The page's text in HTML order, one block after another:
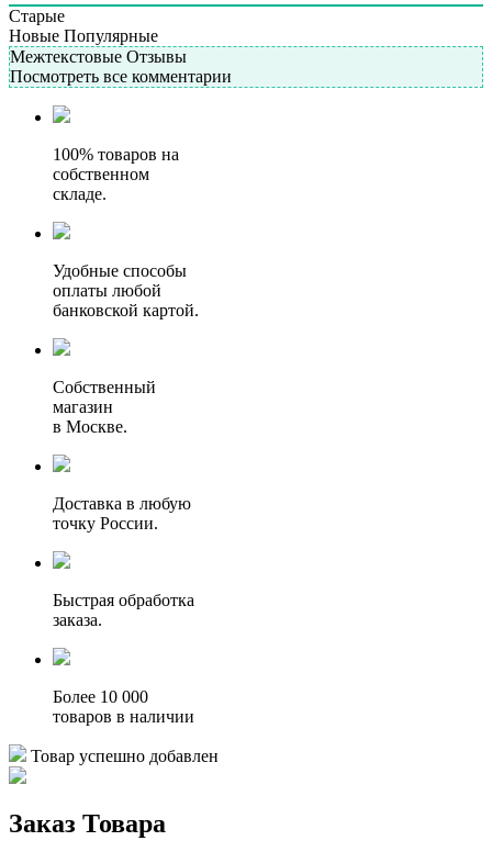
Старые
Новые Популярные
Межтекстовые Отзывы
Посмотреть все комментарии
100% товаров на
собственном
складе.
Удобные способы
оплаты любой
банковской картой.
Собственный
магазин
в Москве.
Доставка в любую
точку России.
Быстрая обработка
заказа.
Более 10 000
товаров в наличии
Товар успешно добавлен
Заказ Товара